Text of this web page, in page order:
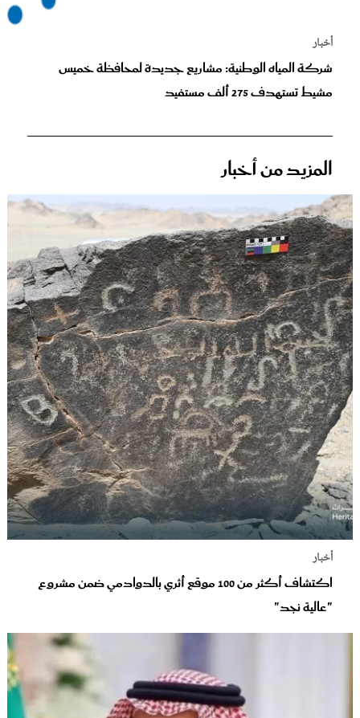
أخبار
شركة المياه الوطنية: مشاريع جديدة لمحافظة خميس
مشيط تستهدف 275 ألف مستفيد
المزيد من أخبار
أخبار
اكتشاف أكثر من 100 موقع أثري بالدوادمي ضمن مشروع
"عالية نجد"